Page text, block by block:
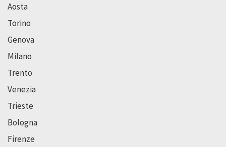
Aosta
Torino
Genova
Milano
Trento
Venezia
Trieste
Bologna
Firenze